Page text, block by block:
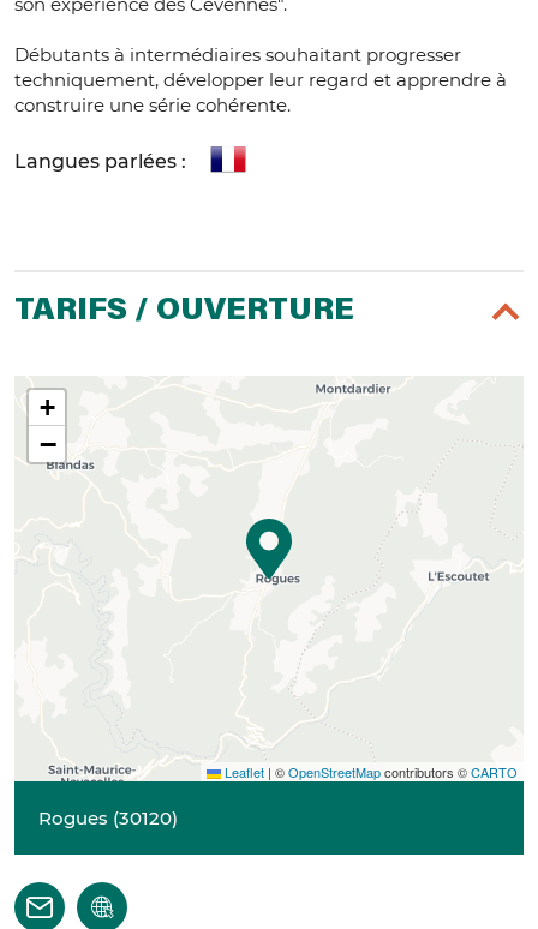
Débutants à intermédiaires souhaitant progresser
techniquement, développer leur regard et apprendre à
construire une série cohérente.
Langues parlées :
TARIFS / OUVERTURE
+
−
Leaflet | ©OpenStreetMapcontributors ©CARTO
Rogues (30120)